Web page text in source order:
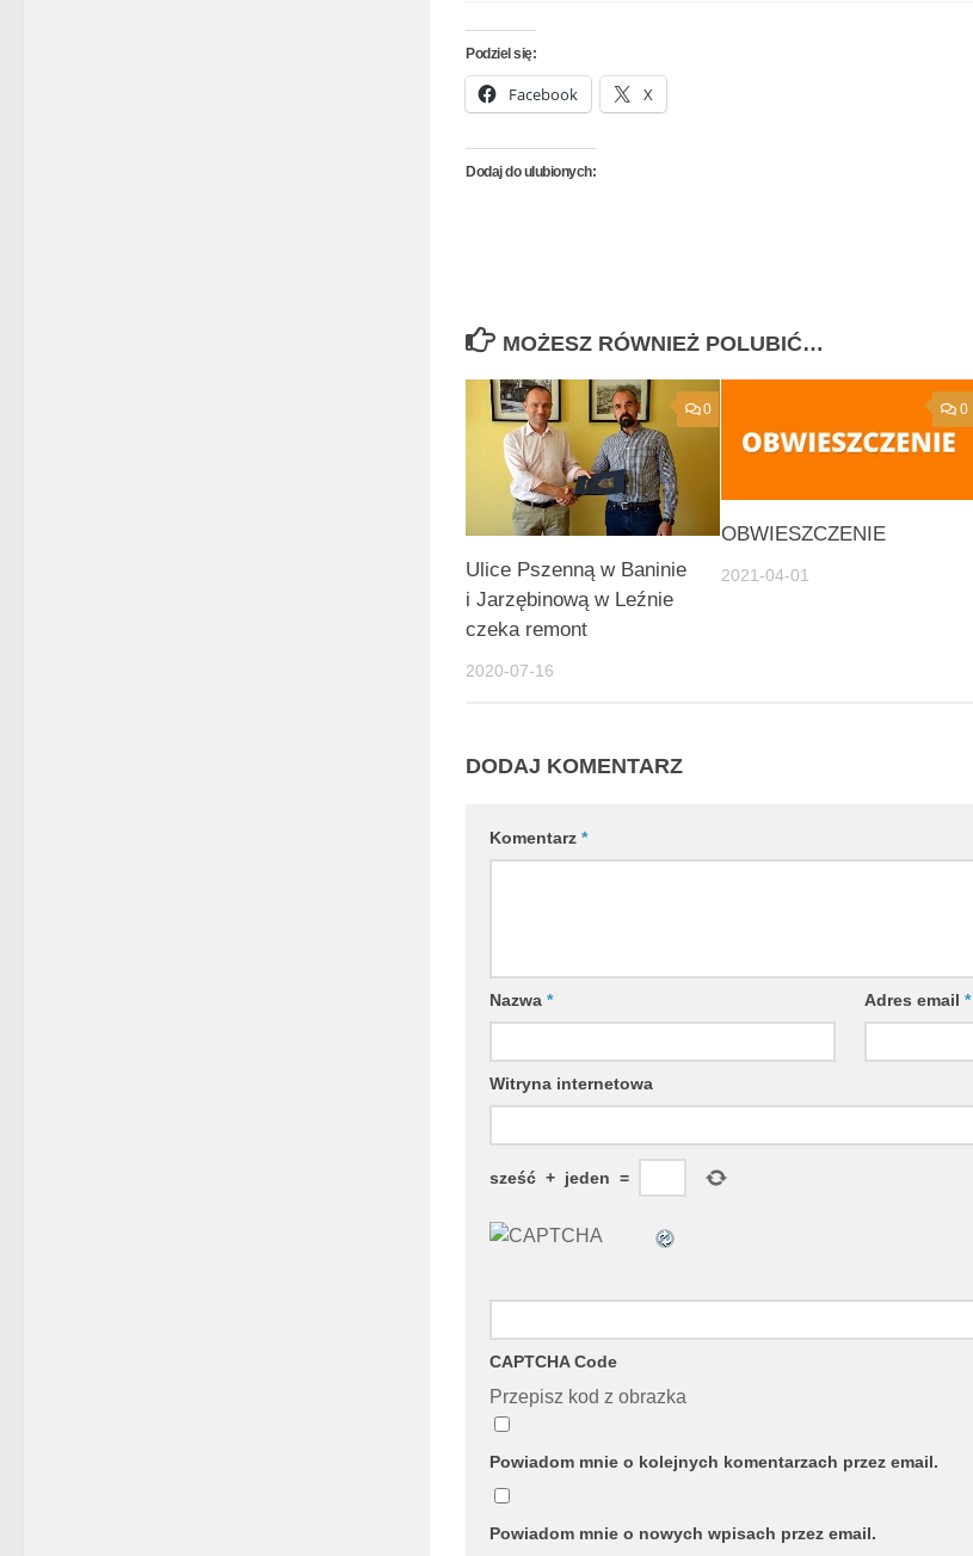
Podziel się:
Facebook X
Dodaj do ulubionych:
MOŻESZ RÓWNIEŻ POLUBIĆ…
0
Ulice Pszenną w Baninie
i Jarzębinową w Leźnie
czeka remont
2020-07-16
0
OBWIESZCZENIE
2021-04-01
DODAJ KOMENTARZ
Komentarz *
Nazwa * Adres email*
Witryna internetowa
sześć + jeden =
CAPTCHA Code
Przepisz kod z obrazka
Powiadom mnie o kolejnych komentarzach przez email.
Powiadom mnie o nowych wpisach przez email.